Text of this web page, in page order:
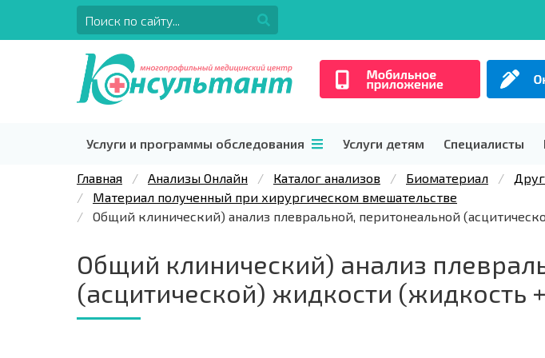
Услуги и программы обследования Услуги детям Специалисты
Главная Анализы Онлайн Каталог анализов Биоматериал
Материал полученный при хирургическом вмешательстве
Общий клинический) анализ плевральной, перитонеальной
Общий клинический) анализ
(асцитической) жидкости (жидкость